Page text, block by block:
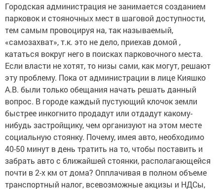
Городская администрация не занимается созданием
парковок и стояночных мест в шаговой доступности,
тем самым провоцируя на, так называемый,
«самозахват», т.к. это не дело, приехав домой ,
кататься вокруг него в поисках парковочного места.
Если власти не хотят, то низы сами, как могут, решают
эту проблему. Пока от администрации в лице Кияшко
А.В. были только обещания начать решать данный
вопрос. В городе каждый пустующий клочок земли
быстрее инкогнито продадут или отдадут какому-
нибудь застройщику, чем организуют на этом месте
социальную стоянку. Почему, имея авто, необходимо
40-50 минут в день тратить на то, чтобы поставить и
забрать авто с ближайшей стоянки, располагающейся
почти в 2-х км от дома? Опплачивая в полном объеме
транспортный налог, всевозможные акцизы и НДСы,